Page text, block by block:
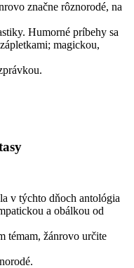
značne rôznorodé, na
Humorné príbehy sa
magickou,
v týchto dňoch antológia
a obálkou od
témam, žánrovo určite